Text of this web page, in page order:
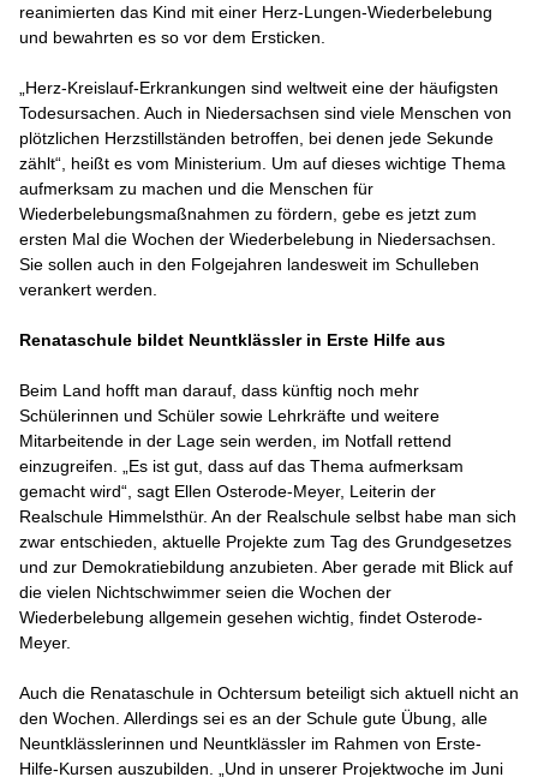
reanimierten das Kind mit einer Herz-Lungen-Wiederbelebung
und bewahrten es so vor dem Ersticken.
„Herz-Kreislauf-Erkrankungen sind weltweit eine der häufigsten
Todesursachen. Auch in Niedersachsen sind viele Menschen von
plötzlichen Herzstillständen betroffen, bei denen jede Sekunde
zählt“, heißt es vom Ministerium. Um auf dieses wichtige Thema
aufmerksam zu machen und die Menschen für
Wiederbelebungsmaßnahmen zu fördern, gebe es jetzt zum
ersten Mal die Wochen der Wiederbelebung in Niedersachsen.
Sie sollen auch in den Folgejahren landesweit im Schulleben
verankert werden.
Renataschule bildet Neuntklässler in Erste Hilfe aus
Beim Land hofft man darauf, dass künftig noch mehr
Schülerinnen und Schüler sowie Lehrkräfte und weitere
Mitarbeitende in der Lage sein werden, im Notfall rettend
einzugreifen. „Es ist gut, dass auf das Thema aufmerksam
gemacht wird“, sagt Ellen Osterode-Meyer, Leiterin der
Realschule Himmelsthür. An der Realschule selbst habe man sich
zwar entschieden, aktuelle Projekte zum Tag des Grundgesetzes
und zur Demokratiebildung anzubieten. Aber gerade mit Blick auf
die vielen Nichtschwimmer seien die Wochen der
Wiederbelebung allgemein gesehen wichtig, findet Osterode-
Meyer.
Auch die Renataschule in Ochtersum beteiligt sich aktuell nicht an
den Wochen. Allerdings sei es an der Schule gute Übung, alle
Neuntklässlerinnen und Neuntklässler im Rahmen von Erste-
Hilfe-Kursen auszubilden. „Und in unserer Projektwoche im Juni